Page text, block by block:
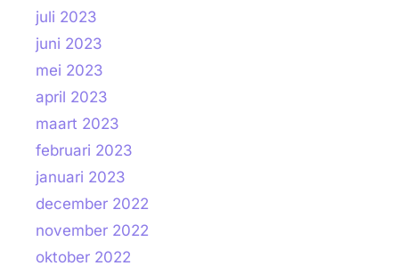
juli 2023
juni 2023
mei 2023
april 2023
maart 2023
februari 2023
januari 2023
december 2022
november 2022
oktober 2022